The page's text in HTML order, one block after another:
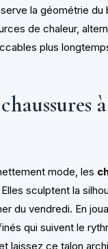
la géométrie
de chaleur,
plus
mode, les
sculptent la
du vendredi. En
qui suivent le
laissez ce talon